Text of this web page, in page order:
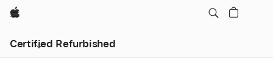
Apple
Certified Refurbished